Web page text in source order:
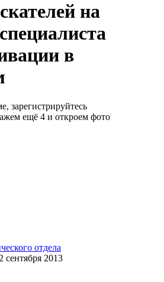
на
в
зарегистрируйтесь
ещё 4 и откроем фото
отдела
2 сентября 2013